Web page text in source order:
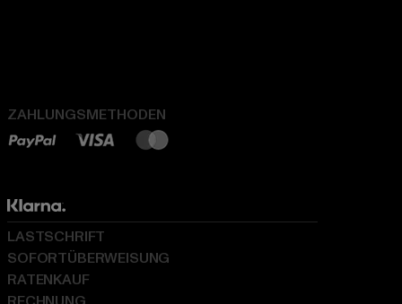
ZAHLUNGSMETHODEN
LASTSCHRIFT
SOFORTÜBERWEISUNG
RATENKAUF